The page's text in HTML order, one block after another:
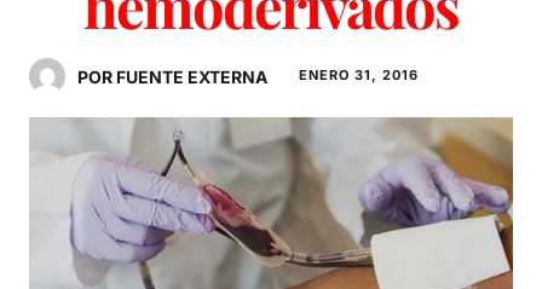
POR FUENTE EXTERNA ENERO 31, 2016